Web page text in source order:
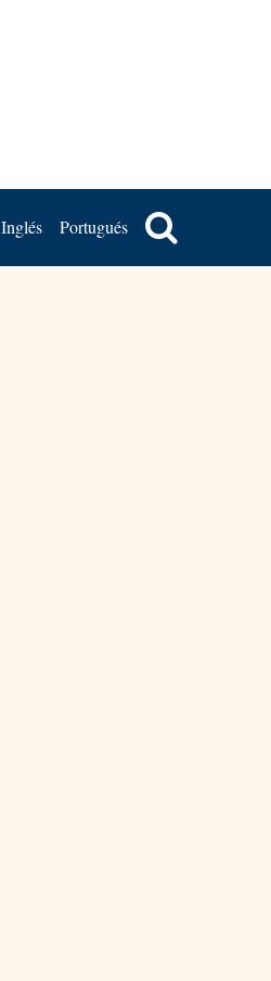
Inglés Portugués